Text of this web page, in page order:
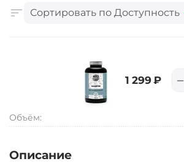
Сортировать по Доступность
‍1 299‍ ₽ −
Объём:
Описание